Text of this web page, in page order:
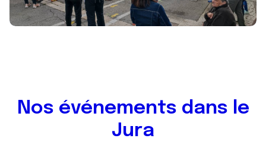
Nos événements dans le
Jura